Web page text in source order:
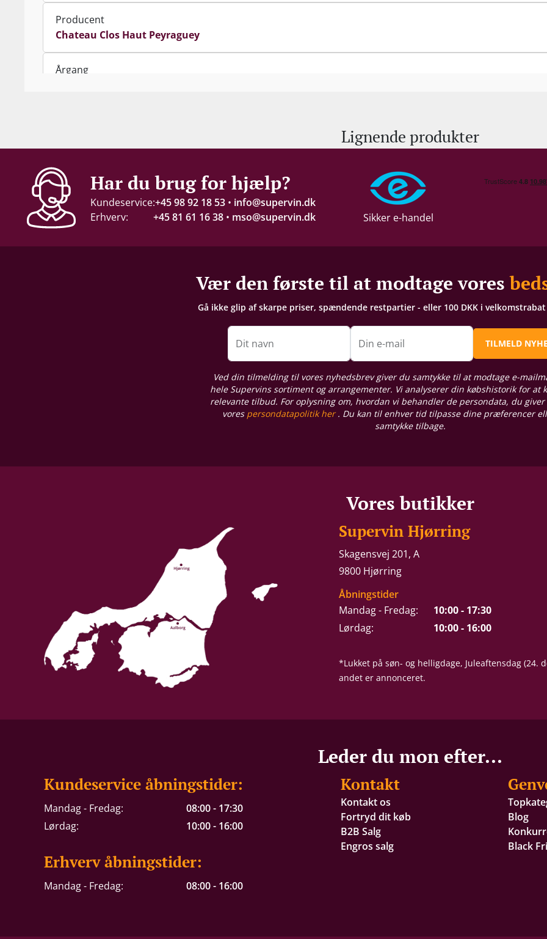
Producent
Chateau Clos Haut Peyraguey
Årgang
Alkohol-%
13,5 %
Servering
Syreindhold
Lignende produkter
Har du brug for hjælp?
Kundeservice:+45 98 92 18 53 • info@supervin.dk
Erhverv:
+45 81 61 16 38 • mso@supervin.dk Sikker e-handel
Vær den første til at modtage vores
Gå ikke glip af skarpe priser, spændende restpartier - eller 100 DKK i
Dit navn Din e-mail TILMELD
Ved din tilmelding til vores nyhedsbrev giver du samtykke til at modtage e-
hele Supervins sortiment og arrangementer. Vi analyserer din købshistorik for at
relevante tilbud. For oplysning om, hvordan vi behandler de persondata, du
vores persondatapolitik her. Du kan til enhver tid tilpasse dine præferencer
samtykke tilbage.
Vores butikker
Supervin Hjørring
Skagensvej 201, A
9800 Hjørring
Åbningstider
Mandag - Fredag:
10:00 - 17:30
Lørdag:
10:00 - 16:00
*Lukket på søn- og helligdage, Juleaftensdag
andet er annonceret.
Leder du mon efter...
Kundeservice åbningstider:
Mandag - Fredag:
08:00 - 17:30
Lørdag:
10:00 - 16:00
Erhverv åbningstider:
Mandag - Fredag: 08:00 - 16:00
Kontakt
Kontakt os
Fortryd dit køb
B2B Salg
Engros salg
Blog
Black